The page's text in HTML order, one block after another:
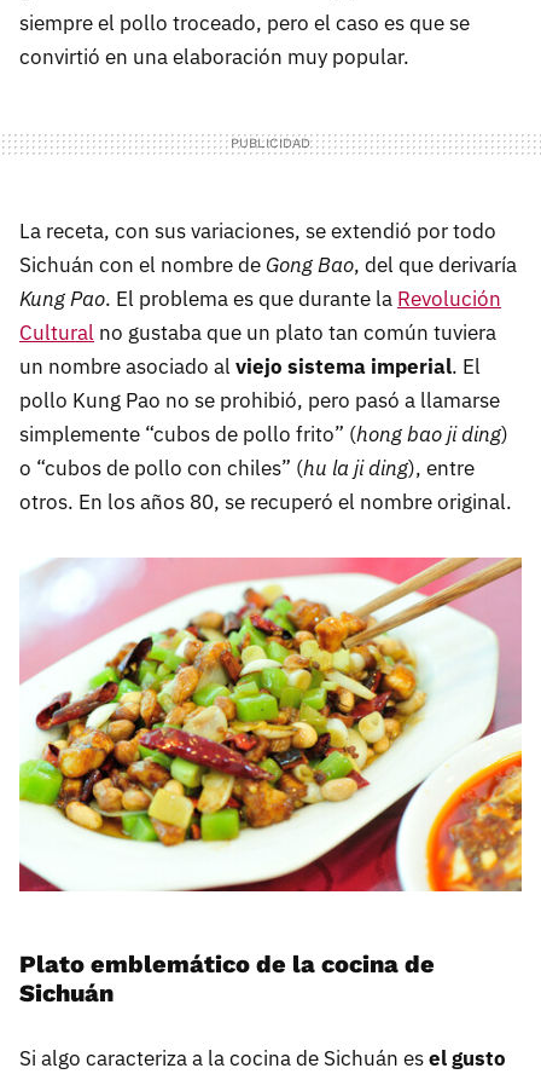
siempre el pollo troceado, pero el caso es que se
convirtió en una elaboración muy popular.
La receta, con sus variaciones, se extendió por todo
Sichuán con el nombre de Gong Bao, del que derivaría
Kung Pao. El problema es que durante la Revolución
Cultural no gustaba que un plato tan común tuviera
un nombre asociado al viejo sistema imperial. El
pollo Kung Pao no se prohibió, pero pasó a llamarse
simplemente “cubos de pollo frito” (hong bao ji ding)
o “cubos de pollo con chiles” (hu la ji ding), entre
otros. En los años 80, se recuperó el nombre original.
Plato emblemático de la cocina de
Sichuán
Si algo caracteriza a la cocina de Sichuán esel gusto